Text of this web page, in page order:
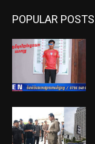
POPULAR POSTS